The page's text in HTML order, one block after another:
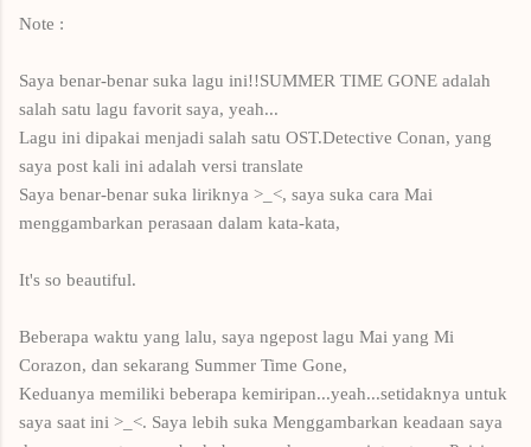
Note :
Saya benar-benar suka lagu ini!!SUMMER TIME GONE adalah
salah satu lagu favorit saya, yeah...
Lagu ini dipakai menjadi salah satu OST.Detective Conan, yang
saya post kali ini adalah versi translate
Saya benar-benar suka liriknya >_<, saya suka cara Mai
menggambarkan perasaan dalam kata-kata,
It's so beautiful.
Beberapa waktu yang lalu, saya ngepost lagu Mai yang Mi
Corazon, dan sekarang Summer Time Gone,
Keduanya memiliki beberapa kemiripan...yeah...setidaknya untuk
saya saat ini >_<. Saya lebih suka Menggambarkan keadaan saya